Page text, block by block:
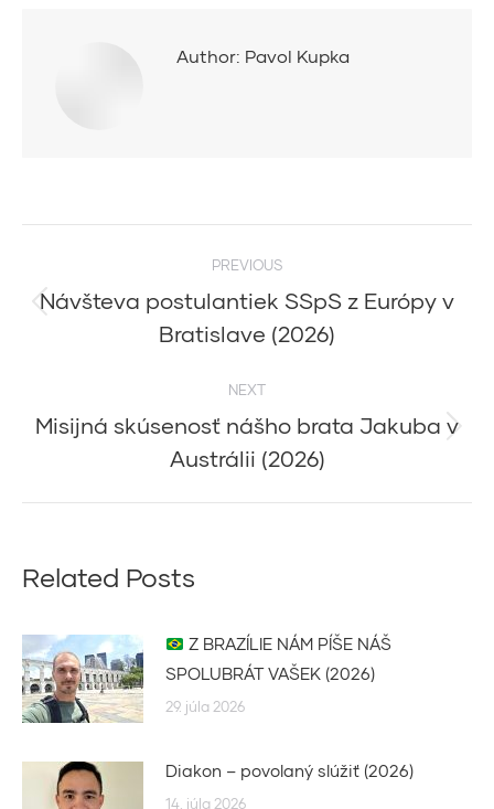
Author: Pavol Kupka
navigation
PREVIOUS
Previous
post:
Návšteva postulantiek SSpS z Európy v
Bratislave (2026)
NEXT
Next
post:
Misijná skúsenosť nášho brata Jakuba v
Austrálii (2026)
Related Posts
Z BRAZÍLIE NÁM PÍŠE NÁŠ
SPOLUBRÁT VAŠEK (2026)
29. júla 2026
Diakon – povolaný slúžiť (2026)
14. júla 2026